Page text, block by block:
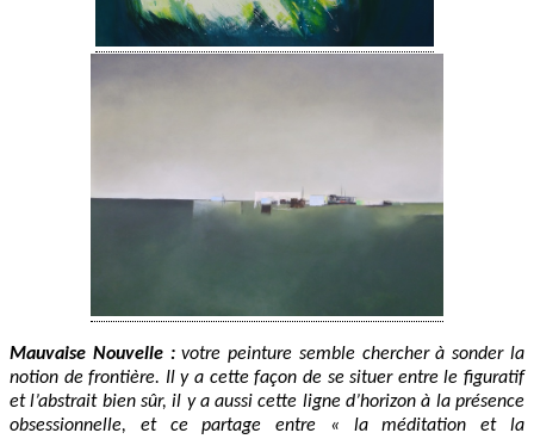
Mauvaise Nouvelle :votre peinture semble chercher à sonder la
notion de frontière. Il y a cette façon de se situer entre le figuratif
et l’abstrait bien sûr, il y a aussi cette ligne d’horizon à la présence
obsessionnelle, et ce partage entre « la méditation et la